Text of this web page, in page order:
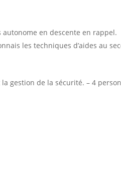
autonome en descente en rappel.
les techniques d’aides au
gestion de la sécurité. – 4